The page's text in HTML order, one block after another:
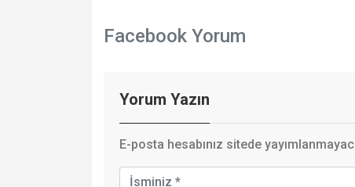
Facebook Yorum
Yorum Yazın
E-posta hesabınız sitede